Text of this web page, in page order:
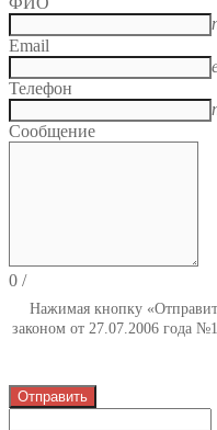
Email
Телефон
Сообщение
0 /
Нажимая кнопку
законом от 27.07.2006 года
Отправить